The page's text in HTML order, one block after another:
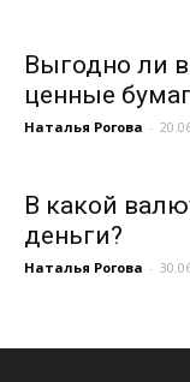
Выгодно ли
ценные
Наталья Рогова -
В какой
деньги?
Наталья Рогова -